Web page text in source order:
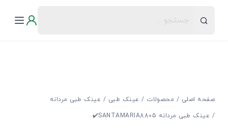
صفحه اصلی محصولات عینک طبی
عینک طبی مردانه
عینک طبی مردانه SANTAMARIA8805✔️